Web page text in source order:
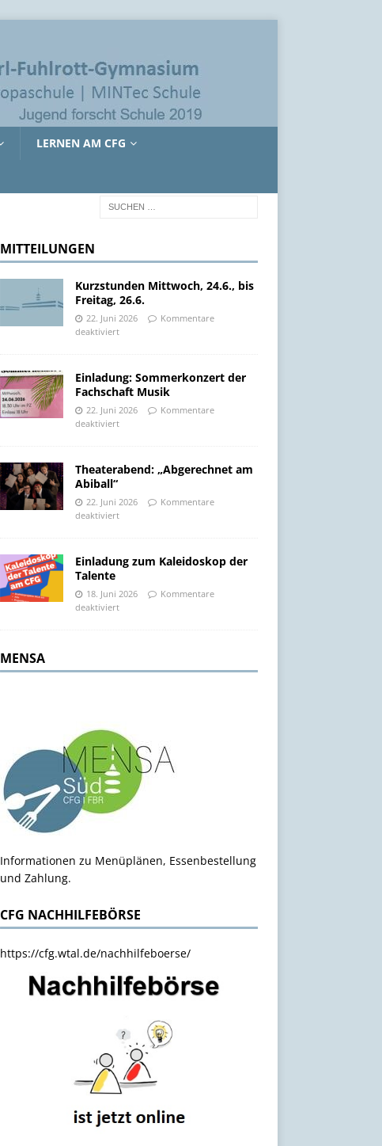
LERNEN AM CFG
MITTEILUNGEN
Kurzstunden Mittwoch, 24.6., bis
Freitag, 26.6.
22. Juni 2026
Kommentare
deaktiviert
Einladung: Sommerkonzert der
Fachschaft Musik
22. Juni 2026
Kommentare
deaktiviert
Theaterabend: „Abgerechnet am
Abiball“
22. Juni 2026
Kommentare
deaktiviert
Einladung zum Kaleidoskop der
Talente
18. Juni 2026
Kommentare
deaktiviert
MENSA
Informationen zu Menüplänen, Essenbestellung
und Zahlung.
CFG NACHHILFEBÖRSE
https://cfg.wtal.de/nachhilfeboerse/